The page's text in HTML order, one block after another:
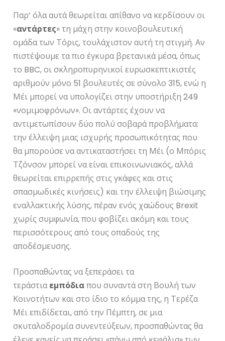
Παρ’ όλα αυτά θεωρείται απίθανο να κερδίσουν οι
«αντάρτες» τη μάχη στην κοινοβουλευτική
ομάδα των Τόρις, τουλάχιστον αυτή τη στιγμή. Αν
πιστέψουμε τα πιο έγκυρα βρετανικά μέσα, όπως
το BBC, οι σκληροπυρηνικοί ευρωσκεπτικιστές
αριθμούν μόνο 51 βουλευτές σε σύνολο 315, ενώ η
Μέι μπορεί να υπολογίζει στην υποστήριξη 249
«νομιμοφρόνων». Οι αντάρτες έχουν να
αντιμετωπίσουν δύο πολύ σοβαρά προβλήματα:
την έλλειψη μιας ισχυρής προσωπικότητας που
θα μπορούσε να αντικαταστήσει τη Μέι (ο Μπόρις
Τζόνσον μπορεί να είναι επικοινωνιακός, αλλά
θεωρείται επιρρεπής στις γκάφες και στις
σπασμωδικές κινήσεις) και την έλλειψη βιώσιμης
εναλλακτικής λύσης, πέραν ενός χαώδους Brexit
χωρίς συμφωνία, που φοβίζει ακόμη και τους
περισσότερους από τους οπαδούς της
αποδέσμευσης.
Προσπαθώντας να ξεπεράσει τα
τεράστιαεμπόδιαπου συναντά στη Βουλή των
Κοινοτήτων και στο ίδιο το κόμμα της, η Τερέζα
Μέι επιδίδεται, από την Πέμπτη, σε μια
σκυταλοδρομία συνεντεύξεων, προσπαθώντας θα